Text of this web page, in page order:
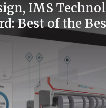
IMS
Best of the